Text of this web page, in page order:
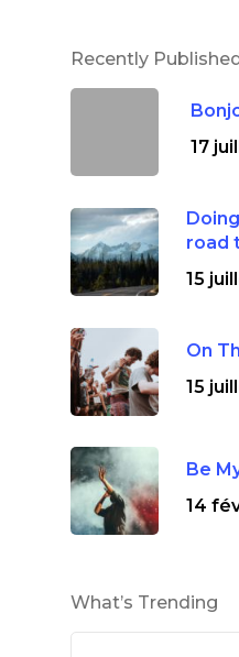
Recently
17
road
15
On
15
Be
14
What’s Trending